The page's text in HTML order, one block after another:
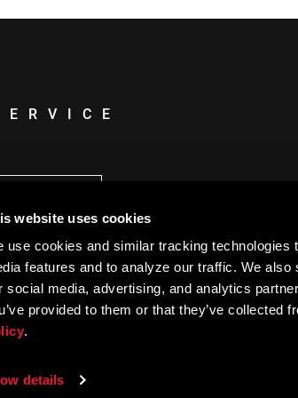
website uses cookies
use cookies and similar tracking
features and to analyze our traffic. We
social media, advertising, and analytics
provided to them or that they’ve
.
details
RECHTE VORBEHALTEN.